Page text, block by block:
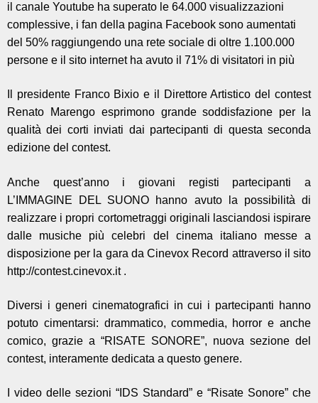
il canale Youtube ha superato le 64.000 visualizzazioni
complessive, i fan della pagina Facebook sono aumentati
del 50% raggiungendo una rete sociale di oltre 1.100.000
persone e il sito internet ha avuto il 71% di visitatori in più
Il presidente Franco Bixio e il Direttore Artistico del contest
Renato Marengo esprimono grande soddisfazione per la
qualità dei corti inviati dai partecipanti di questa seconda
edizione del contest.
Anche quest’anno i giovani registi partecipanti a
L’IMMAGINE DEL SUONO hanno avuto la possibilità di
realizzare i propri cortometraggi originali lasciandosi ispirare
dalle musiche più celebri del cinema italiano messe a
disposizione per la gara da Cinevox Record attraverso il sito
http://contest.cinevox.it .
Diversi i generi cinematografici in cui i partecipanti hanno
potuto cimentarsi: drammatico, commedia, horror e anche
comico, grazie a “RISATE SONORE”, nuova sezione del
contest, interamente dedicata a questo genere.
I video delle sezioni “IDS Standard” e “Risate Sonore” che